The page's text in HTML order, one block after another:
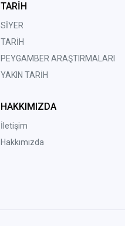
TARİH
SİYER
TARİH
PEYGAMBER ARAŞTIRMALARI
YAKIN TARİH
HAKKIMIZDA
İletişim
Hakkımızda